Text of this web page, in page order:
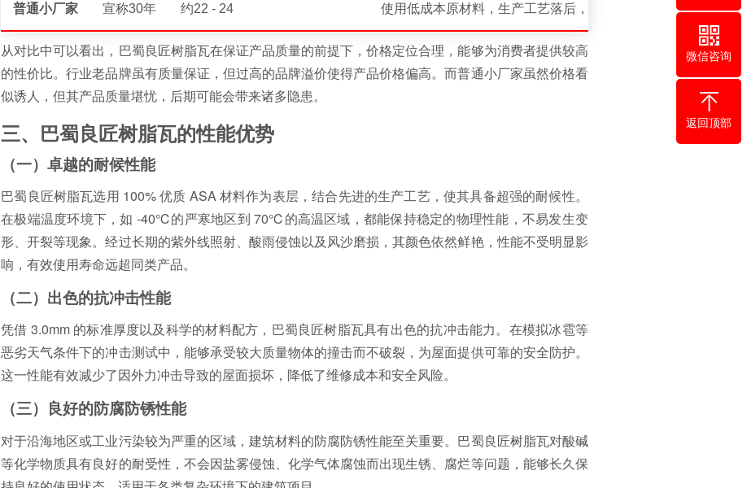
普通小厂家 宣称30年 约22 - 24 使用低成本原材料，生产工艺落后，产品质量不稳定，存在厚
从对比中可以看出，巴蜀良匠树脂瓦在保证产品质量的前提下，价格定位合理，能够为消费者提供较高
的性价比。行业老品牌虽有质量保证，但过高的品牌溢价使得产品价格偏高。而普通小厂家虽然价格看
似诱人，但其产品质量堪忧，后期可能会带来诸多隐患。
三、巴蜀良匠树脂瓦的性能优势
（一）卓越的耐候性能
巴蜀良匠树脂瓦选用 100% 优质 ASA 材料作为表层，结合先进的生产工艺，使其具备超强的耐候性。
在极端温度环境下，如 -40℃的严寒地区到 70℃的高温区域，都能保持稳定的物理性能，不易发生变
形、开裂等现象。经过长期的紫外线照射、酸雨侵蚀以及风沙磨损，其颜色依然鲜艳，性能不受明显影
响，有效使用寿命远超同类产品。
（二）出色的抗冲击性能
凭借 3.0mm 的标准厚度以及科学的材料配方，巴蜀良匠树脂瓦具有出色的抗冲击能力。在模拟冰雹等
恶劣天气条件下的冲击测试中，能够承受较大质量物体的撞击而不破裂，为屋面提供可靠的安全防护。
这一性能有效减少了因外力冲击导致的屋面损坏，降低了维修成本和安全风险。
（三）良好的防腐防锈性能
对于沿海地区或工业污染较为严重的区域，建筑材料的防腐防锈性能至关重要。巴蜀良匠树脂瓦对酸碱
等化学物质具有良好的耐受性，不会因盐雾侵蚀、化学气体腐蚀而出现生锈、腐烂等问题，能够长久保
微信咨询
返回顶部